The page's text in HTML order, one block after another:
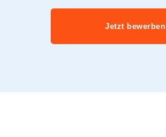
Jetzt bewerben